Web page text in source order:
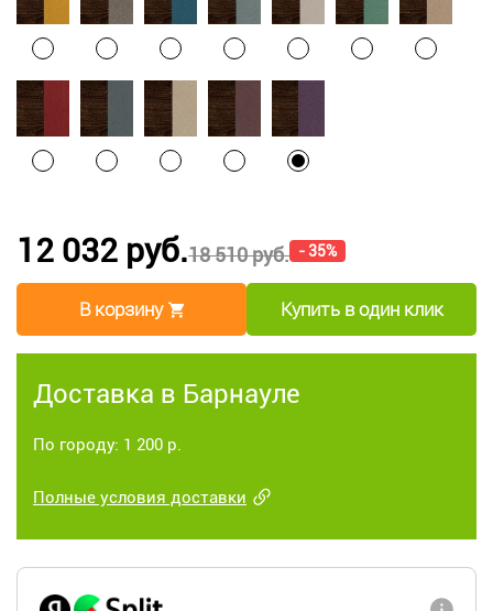
18 510 руб. - 35%
12 032 руб.
В корзину Купить в один клик
Доставка в Барнауле
По городу: 1 200 р.
Полные условия доставки